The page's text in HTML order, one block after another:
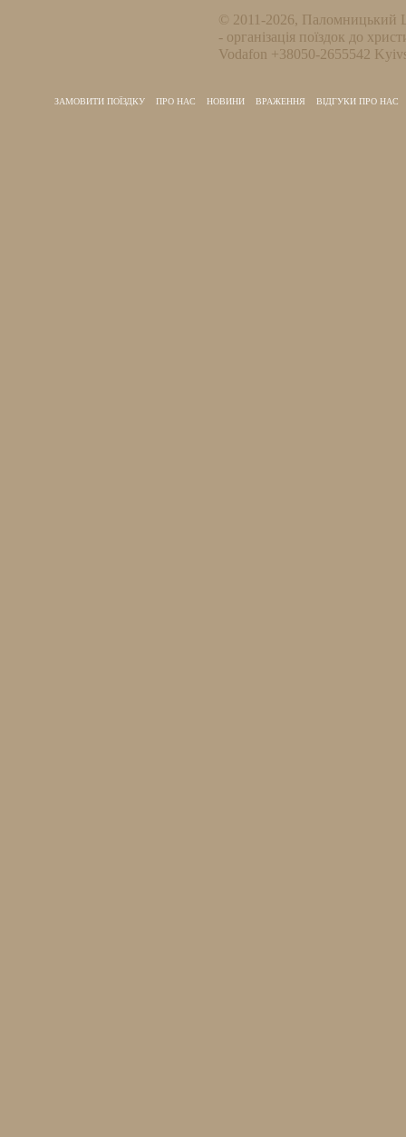
© 2011-2026, Паломницький
- організація поїздок до
Vodafon +38050-2655542
ЗАМОВИТИ ПОЇЗДКУ ПРО НАС НОВИНИ ВРАЖЕННЯ ВІДГУКИ ПРО НАС